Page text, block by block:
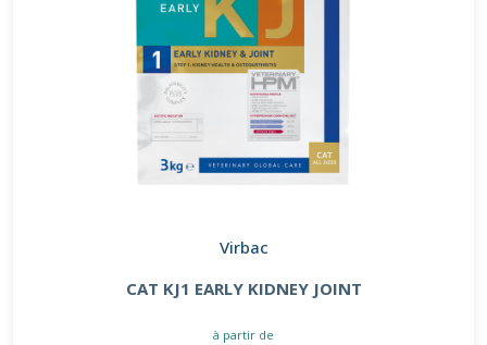
Virbac
CAT KJ1 EARLY KIDNEY JOINT
à partir de